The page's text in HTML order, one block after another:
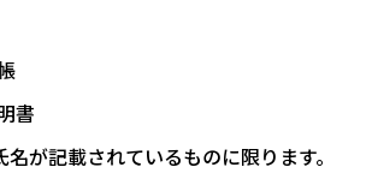
書
が記載されているものに限ります。